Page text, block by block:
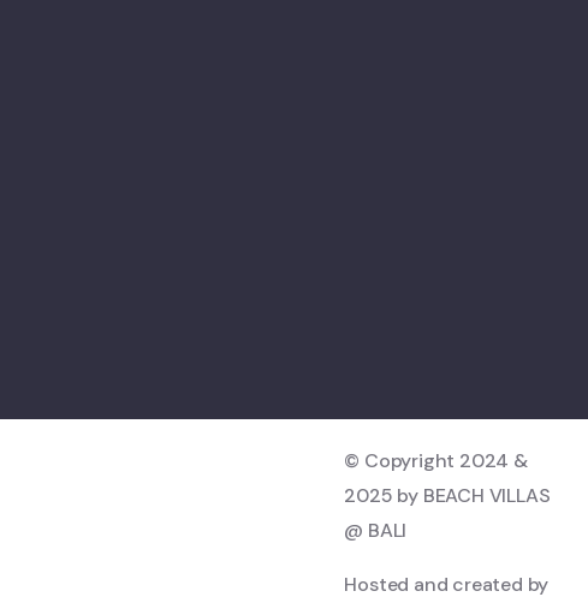
© Copyright 2024 &
2025 by BEACH VILLAS
@ BALI
Hosted and created by